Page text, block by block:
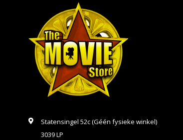
Statensingel 52c (Géén fysieke winkel)
3039 LP